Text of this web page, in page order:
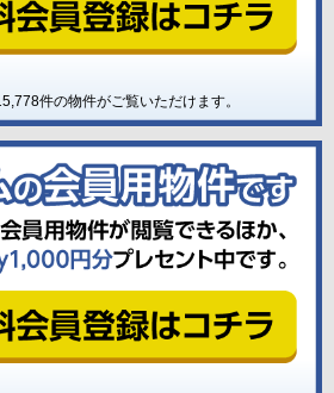
件の物件がご覧いただけます。